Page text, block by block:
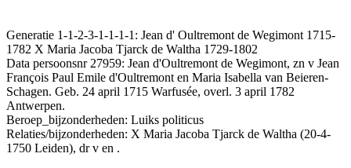
Generatie 1-1-2-3-1-1-1-1: Jean d' Oultremont de Wegimont 1715-
1782 X Maria Jacoba Tjarck de Waltha 1729-1802
Data persoonsnr 27959: Jean d'Oultremont de Wegimont, zn v Jean
François Paul Emile d'Oultremont en Maria Isabella van Beieren-
Schagen. Geb. 24 april 1715 Warfusée, overl. 3 april 1782
Antwerpen.
Beroep_bijzonderheden: Luiks politicus
Relaties/bijzonderheden: X Maria Jacoba Tjarck de Waltha (20-4-
1750 Leiden), dr v en .